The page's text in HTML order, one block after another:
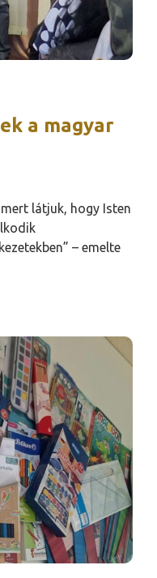
a magyar
látjuk, hogy Isten
– emelte